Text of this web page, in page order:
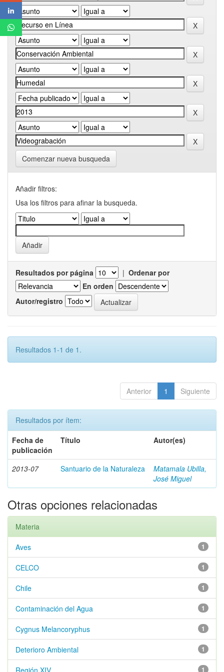
Comenzar nueva busqueda
Añadir filtros:
Usa los filtros para afinar la busqueda.
Resultados por página | Ordenar por
En orden
Autor/registro
Resultados 1-1 de 1.
Anterior 1 Siguiente
Resultados por ítem:
Fecha de
publicación
Título Autor(es)
2013-07 Santuario de la Naturaleza
Matamala Ubilla,
José Miguel
Otras opciones relacionadas
Materia
1
Aves
1
CELCO
1
Chile
1
Contaminación del Agua
1
Cygnus Melancoryphus
1
Deterioro Ambiental
1
Región XIV